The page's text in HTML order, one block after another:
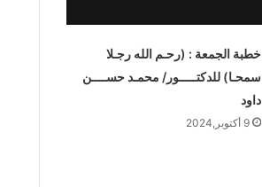
خطبة الجمعة : (رحـم الله رجـلا
سمحـا) للدكتـــــور/ محمـد حســــن
داود
9 أكتوبر,2024